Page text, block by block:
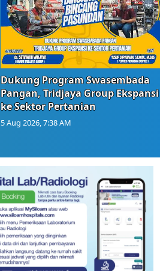
Dukung Program Swasembada
Pangan, Tridjaya Group Ekspansi
ke Sektor Pertanian
5 Aug 2026, 7:38 AM